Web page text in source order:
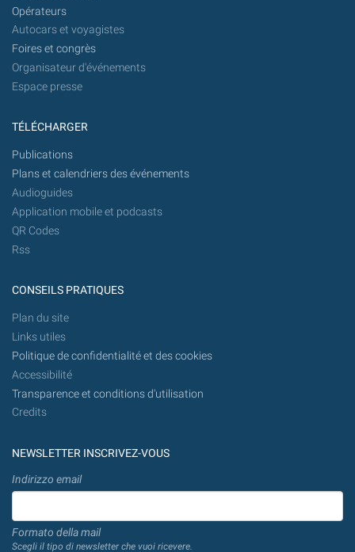
Opérateurs
Autocars et voyagistes
Foires et congrès
Organisateur d'événements
Espace presse
TÉLÉCHARGER
Publications
Plans et calendriers des événements
Audioguides
Application mobile et podcasts
QR Codes
Rss
CONSEILS PRATIQUES
Plan du site
Links utiles
Politique de confidentialité et des cookies
Accessibilité
Transparence et conditions d'utilisation
Credits
NEWSLETTER INSCRIVEZ-VOUS
Indirizzo email
Formato della mail
Scegli il tipo di newsletter che vuoi ricevere.